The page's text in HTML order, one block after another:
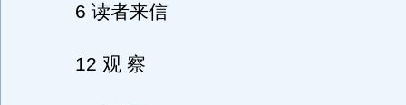
6 读者来信
12 观 察